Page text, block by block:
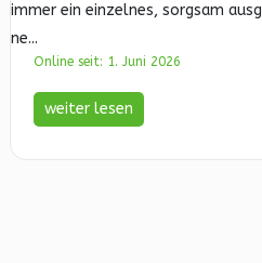
immer ein einzelnes, sorgsam
ne...
Online seit: 1. Juni 2026
weiter lesen